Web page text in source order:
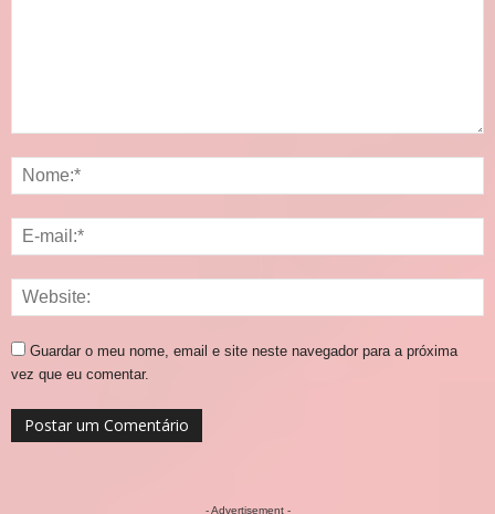
Guardar o meu nome, email e site neste navegador para a próxima
vez que eu comentar.
- Advertisement -